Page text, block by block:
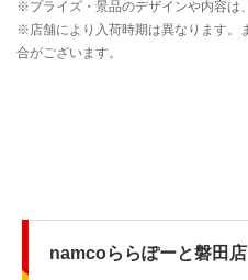
namcoららぽーと磐田店